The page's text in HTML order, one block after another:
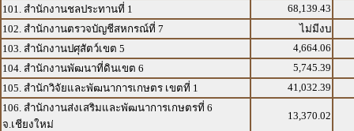
101. สำนักงานชลประทานที่ 1
68,139.43
102. สำนักงานตรวจบัญชีสหกรณ์ที่ 7
ไม่มีงบ
103. สำนักงานปศุสัตว์เขต 5
4,664.06
104. สำนักงานพัฒนาที่ดินเขต 6
5,745.39
105. สำนักวิจัยและพัฒนาการเกษตร เขตที่ 1
41,032.39
106. สำนักงานส่งเสริมและพัฒนาการเกษตรที่ 6
จ.เชียงใหม่
13,370.02